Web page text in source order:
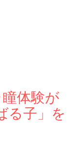
体験が
る子」を